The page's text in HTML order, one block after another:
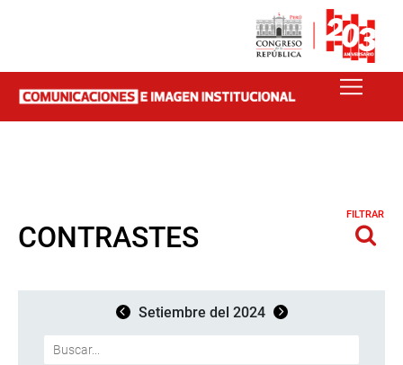
CONTRASTES
FILTRAR
Setiembre del 2024